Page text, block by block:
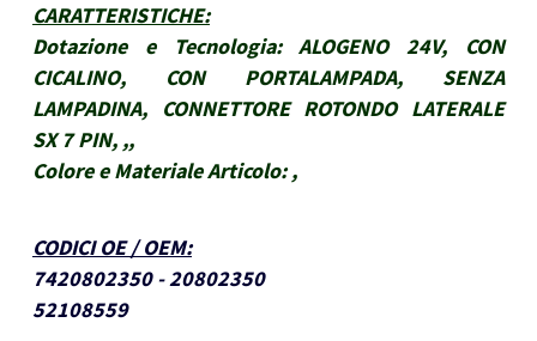
CARATTERISTICHE:
Dotazione e Tecnologia:
ALOGENO 24V, CON
CICALINO, CON PORTALAMPADA, SENZA
LAMPADINA, CONNETTORE ROTONDO LATERALE
SX 7 PIN, ,,
Colore e Materiale Articolo: ,
CODICI OE / OEM:
7420802350 - 20802350
52108559